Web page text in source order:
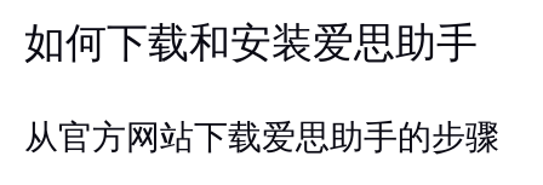
如何下载和安装爱思助手
从官方网站下载爱思助手的步骤